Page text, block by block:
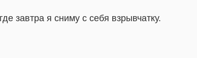
завтра я сниму с себя взрывчатку.